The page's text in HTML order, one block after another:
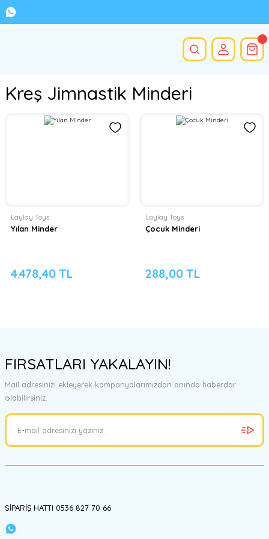
Kreş Jimnastik Minderi
Laylay Toys
Yılan Minder
4.478,40 TL
Laylay Toys
Çocuk Minderi
288,00 TL
FIRSATLARI YAKALAYIN!
Mail adresinizi ekleyerek kampanyalarımızdan anında haberdar
olabilirsiniz.
SİPARİŞ HATTI 0536 827 70 66